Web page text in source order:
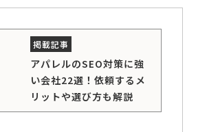
アパレルのSEO対策に強
い会社22選！依頼するメ
リットや選び方も解説